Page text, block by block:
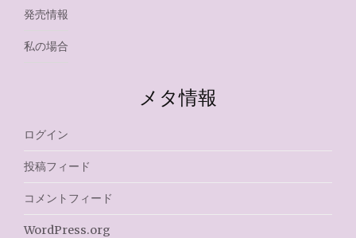
発売情報
私の場合
メタ情報
ログイン
投稿フィード
コメントフィード
WordPress.org